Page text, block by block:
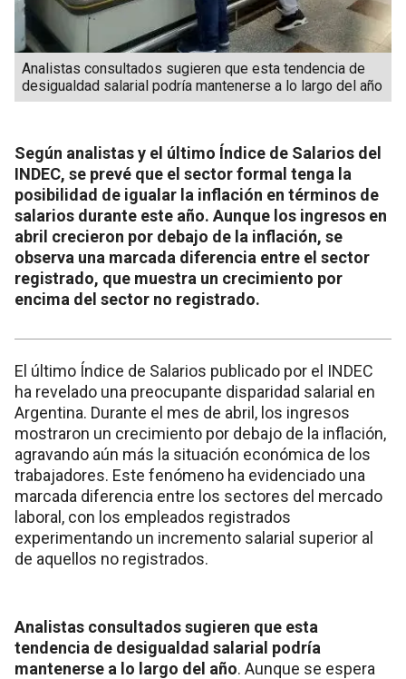
Analistas consultados sugieren que esta tendencia de
desigualdad salarial podría mantenerse a lo largo del año
Según analistas y el último Índice de Salarios del
INDEC, se prevé que el sector formal tenga la
posibilidad de igualar la inflación en términos de
salarios durante este año. Aunque los ingresos en
abril crecieron por debajo de la inflación, se
observa una marcada diferencia entre el sector
registrado, que muestra un crecimiento por
encima del sector no registrado.
El último Índice de Salarios publicado por el INDEC
ha revelado una preocupante disparidad salarial en
Argentina. Durante el mes de abril, los ingresos
mostraron un crecimiento por debajo de la inflación,
agravando aún más la situación económica de los
trabajadores. Este fenómeno ha evidenciado una
marcada diferencia entre los sectores del mercado
laboral, con los empleados registrados
experimentando un incremento salarial superior al
de aquellos no registrados.
Analistas consultados sugieren que esta
tendencia de desigualdad salarial podría
mantenerse a lo largo del año. Aunque se espera